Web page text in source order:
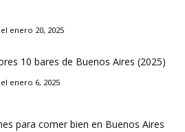
enero 20, 2025
10 bares de Buenos Aires (2025)
enero 6, 2025
para comer bien en Buenos Aires